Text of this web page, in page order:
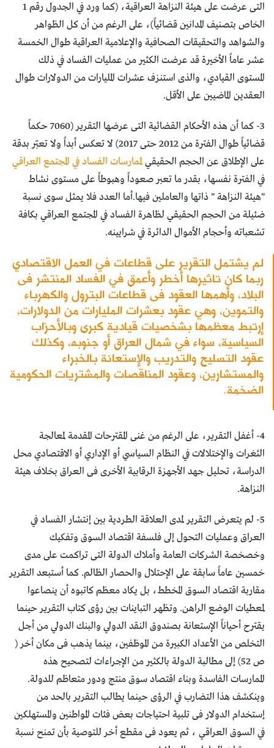
التى عرضت على هيئة النزاهة العراقية، (كما ورد في الجدول رقم 1
الخاص بتصنيف المدانين قضائياً)، على الرغم من أن كل الظواهر
والشواهد والتحقيقات الصحافية والإعلامية العراقية طوال الخمسة
عشر عاماً الأخيرة قد عرضت الكثير من عمليات الفساد في ذلك
المستوى القيادي، والذى استنزف عشرات المليارات من الدولارات طوال
العقدين الماضيين على الأقل.
3- كما أن هذه الأحكام القضائية التى عرضها التقرير (7060 حكماً
قضائياً طوال الفترة من 2012 حتى 2017) لا تعكس أبداً ولا تعبّر بدقة
على الإطلاق عن الحجم الحقيقيلممارسات الفساد في المجتمع العراقي
في الفترة نفسها، بقدر ما تعبر صعوداً وهبوطاً على مستوى نشاط
"هيئة النزاهة " ذاتها والعاملين فيها.أما العدد فلا يمثل سوى نسبة
ضئيلة من الحجم الحقيقي لظاهرة الفساد في المجتمع العراقي بكافة
تشعباته وأحجام الأموال الدائرة في شرايينه.
لم يشتمل التقرير على قطاعات في العمل الاقتصادي
ربما كان تاثيرها أخطر وأعمق في الفساد المنتشر فى
البلاد، وأهمها العقود فى قطاعات البترول والكهرباء
والتموين، وهي عقود بعشرات المليارات من الدولارات،
إرتبط معظمها بشخصيات قيادية كبرى وبالأحزاب
السياسية، سواء في شمال العراق أو جنوبه، وكذلك
عقود التسليح والتدريب والإستعانة بالخبراء
والمستشارين، وعقود المناقصات والمشتريات الحكومية
الضخمة.
4- أغفل التقرير، على الرغم من غنى المقترحات المقدمة لمعالجة
الثغرات والإختلالات في النظام السياسي أو الإداري أو الاقتصادي محل
الدراسة، تحليل جهد الأجهزة الرقابية الأخرى فى العراق بخلاف هيئة
النزاهة.
5- لم يتعرض التقرير لمدى العلاقة الطردية بين إنتشار الفساد في
العراق وعمليات التحول إلى فلسفة اقتصاد السوق وتفكيك
وخصخصة الشركات العامة وأملاك الدولة التى تراكمت على مدى
خمسين عاماً سابقة على الإحتلال والحصار الظالم. كما أستبعد التقرير
مقاربة اقتصاد السوق المخطط، بل يكاد معظم كاتبوه أن ينصاعوا
لمعطيات الوضع الراهن. وتظهر التباينات بين رؤى كتاب التقرير حينما
يقترح أحياناً الإستعانة بصندوق النقد الدولي والبنك الدولي من أجل
التخلص من الأعداد الكبيرة من الموظفين، بينما يذهب فى مكان أخر (
ص 52) إلى مطالبة الدولة بالكثير من الإجراءات لتصحيح هذه
الممارسات الفاسدة وبناء اقتصاد سوق منتج ودور متعاظم للدولة.
وينكشف هذا التضارب في الرؤى حينما يطالب التقرير بالحد من
إستخدام الدولار فى تلبية احتياجات بعض فئات المواطنين والمستهلكين
في السوق العراقي ، ثم يعود فى مقطع أخر للتوصية بأن تمنح نسبة